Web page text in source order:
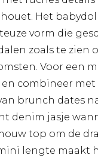
Het
vorm die
zoals te zien
Voor een
combineer
brunch dates
denim jasje
top om de
lengte maakt